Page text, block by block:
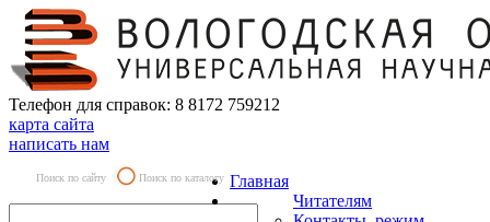
Телефон для справок: 8 8172 759212
карта сайта
написать нам
Поиск по сайту Поиск по каталогу Главная
Читателям